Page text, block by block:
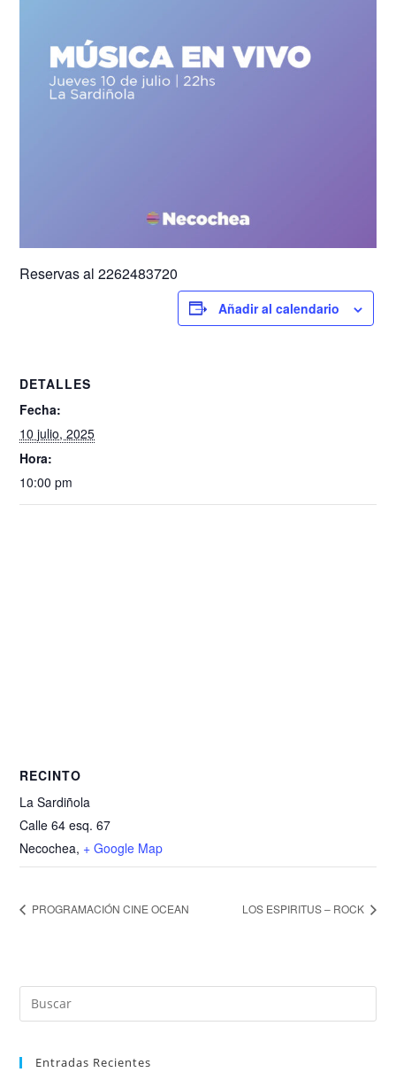
Reservas al 2262483720
Añadir al calendario
DETALLES
Fecha:
10 julio, 2025
Hora:
10:00 pm
RECINTO
La Sardiñola
Calle 64 esq. 67
Necochea, + Google Map
PROGRAMACIÓN CINE OCEAN LOS ESPIRITUS – ROCK
Entradas Recientes